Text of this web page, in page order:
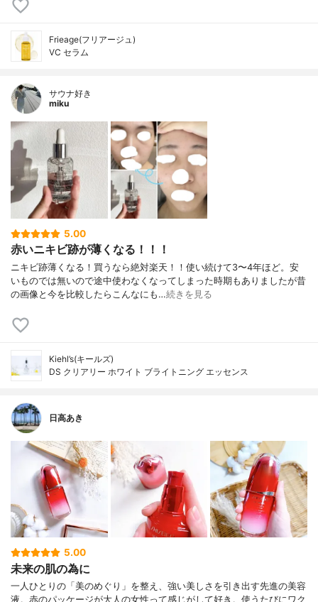
Frieage(フリアージュ)
VC セラム
サウナ好き
miku
5.00
赤いニキビ跡が薄くなる！！！
ニキビ跡薄くなる！買うなら絶対楽天！！使い続けて3〜4年ほど。安
いものでは無いので途中使わなくなってしまった時期もありましたが昔
の画像と今を比較したらこんなにも…続きを見る
Kiehl’s(キールズ)
DS クリアリー ホワイト ブライトニング エッセンス
日高あき
5.00
未来の肌の為に
一人ひとりの「美のめぐり」を整え、強い美しさを引き出す先進の美容
液。赤のパッケージが大人の女性って感じがして好き。使うたびにワク